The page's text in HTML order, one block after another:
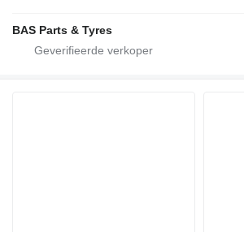
BAS Parts & Tyres